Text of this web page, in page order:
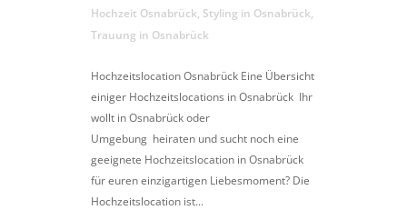
Hochzeit Osnabrück, Styling in Osnabrück,
Trauung in Osnabrück
Hochzeitslocation Osnabrück Eine Übersicht
einiger Hochzeitslocations in Osnabrück Ihr
wollt in Osnabrück oder
Umgebung heiraten und sucht noch eine
geeignete Hochzeitslocation in Osnabrück
für euren einzigartigen Liebesmoment? Die
Hochzeitslocation ist...